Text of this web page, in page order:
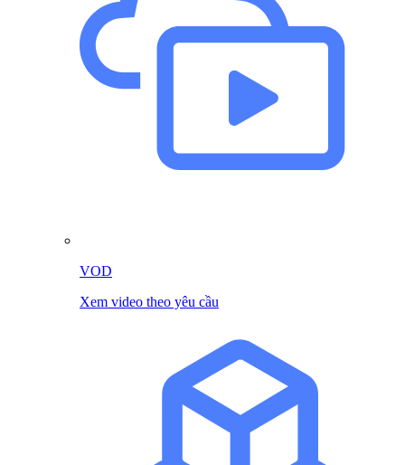
VOD
Xem video theo yêu cầu